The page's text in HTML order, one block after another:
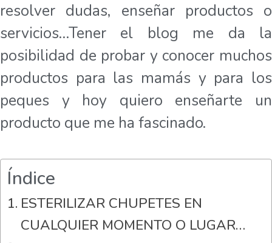
resolver dudas, enseñar productos o
servicios…Tener el blog me da la
posibilidad de probar y conocer muchos
productos para las mamás y para los
peques y hoy quiero enseñarte un
producto que me ha fascinado.
Índice
ESTERILIZAR CHUPETES EN
CUALQUIER MOMENTO O LUGAR…